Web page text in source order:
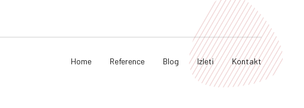
Home Reference Blog Izleti Kontakt